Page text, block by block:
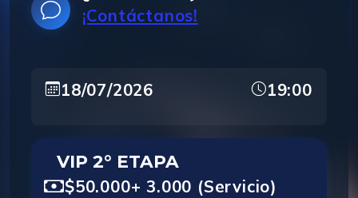
¡Contáctanos!
18/07/2026 19:00
VIP 2° ETAPA
$50.000+ 3.000 (Servicio)